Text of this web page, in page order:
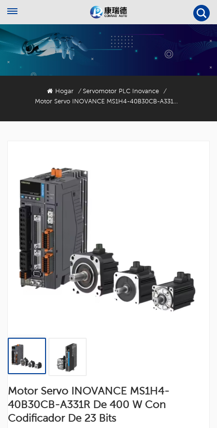
Hogar / Servomotor PLC Inovance
/
Motor Servo INOVANCE MS1H4-
40B30CB-A331R De 400 W Con
Codificador De 23 Bits